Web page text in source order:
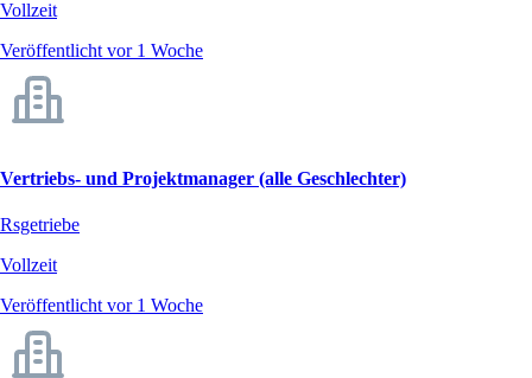
Vollzeit
Veröffentlicht vor 1 Woche
Vertriebs- und Projektmanager (alle Geschlechter)
Rsgetriebe
Vollzeit
Veröffentlicht vor 1 Woche